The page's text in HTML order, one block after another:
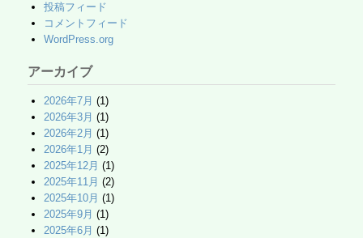
投稿フィード
コメントフィード
WordPress.org
アーカイブ
2026年7月 (1)
2026年3月 (1)
2026年2月 (1)
2026年1月 (2)
2025年12月 (1)
2025年11月 (2)
2025年10月 (1)
2025年9月 (1)
2025年6月 (1)